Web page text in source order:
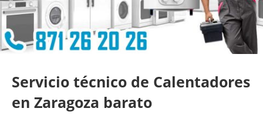
Servicio técnico de Calentadores
en Zaragoza barato